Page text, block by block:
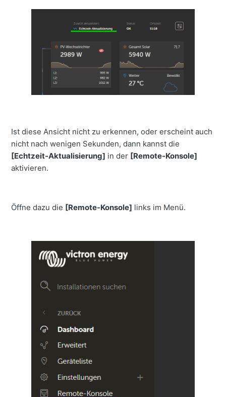
Ist diese Ansicht nicht zu erkennen, oder erscheint auch
nicht nach wenigen Sekunden, dann kannst die
[Echtzeit-Aktualisierung] in der [Remote-Konsole]
aktivieren.
Öffne dazu die [Remote-Konsole] links im Menü.